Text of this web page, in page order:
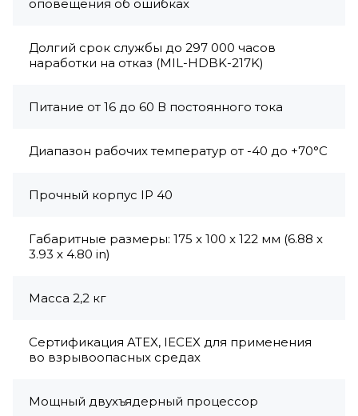
оповещения об ошибках
Долгий срок службы до 297 000 часов
наработки на отказ (MIL-HDBK-217K)
Питание от 16 до 60 В постоянного тока
Диапазон рабочих температур от -40 до +70°C
Прочный корпус IP 40
Габаритные размеры: 175 x 100 x 122 мм (6.88 x
3.93 x 4.80 in)
Масса 2,2 кг
Сертификация ATEX, IECEX для применения
во взрывоопасных средах
Мощный двухъядерный процессор